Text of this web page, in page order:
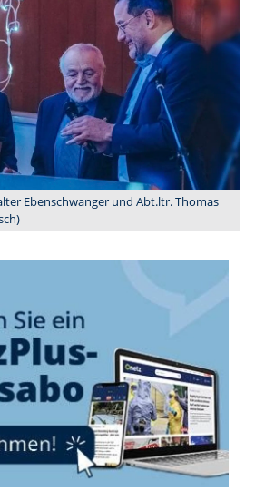
Ebenschwanger und Abt.ltr. Thomas